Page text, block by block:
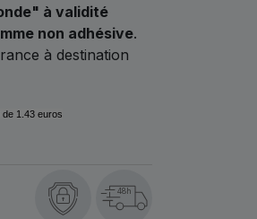
à validité
non adhésive.
à destination
1.43 euros
48h